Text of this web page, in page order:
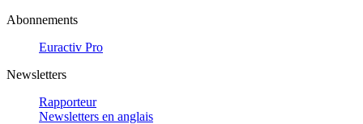
Abonnements
Euractiv Pro
Newsletters
Rapporteur
Newsletters en anglais